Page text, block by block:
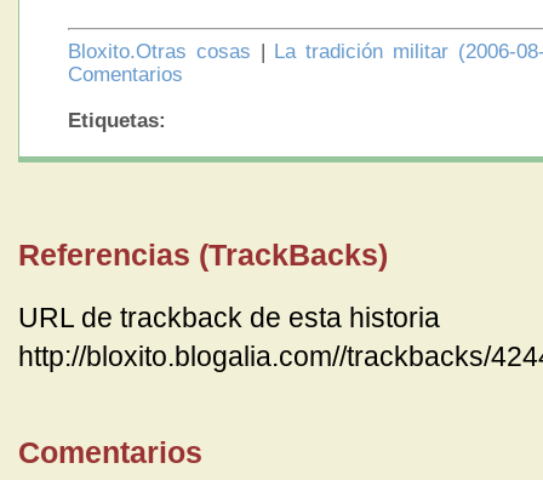
Bloxito.Otras cosas | La tradición militar (2006-
Comentarios
Etiquetas:
Referencias (TrackBacks)
URL de trackback de esta historia
http://bloxito.blogalia.com//trackbacks/
Comentarios